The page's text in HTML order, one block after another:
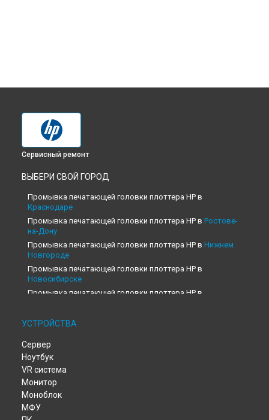
Сервисный ремонт
ВЫБЕРИ СВОЙ ГОРОД
Промывка печатающей головки плоттера HP в
Краснодаре
Промывка печатающей головки плоттера HP в Ростове-
на-Дону
Промывка печатающей головки плоттера HP в Нижнем
Новгороде
Промывка печатающей головки плоттера HP в
Новосибирске
Промывка печатающей головки плоттера HP в
Промывка печатающей головки плоттера HP в
Екатеринбурге
Промывка печатающей головки плоттера HP в
Промывка печатающей головки плоттера HP в
Промывка печатающей головки плоттера HP в
Промывка печатающей головки плоттера HP в
Промывка печатающей головки плоттера HP в
Промывка печатающей головки плоттера HP в
УСТРОЙСТВА
Сервер
Ноутбук
VR система
Монитор
Моноблок
МФУ